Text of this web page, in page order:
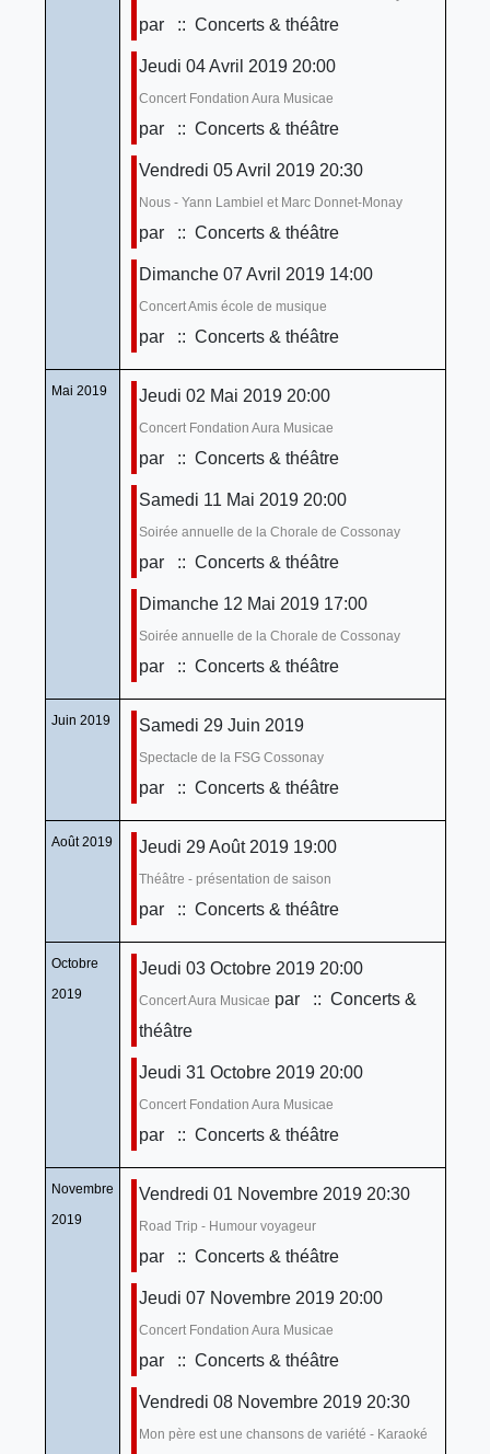
par :: Concerts & théâtre
Jeudi 04 Avril 2019 20:00
Concert Fondation Aura Musicae
par :: Concerts & théâtre
Vendredi 05 Avril 2019 20:30
Nous - Yann Lambiel et Marc Donnet-Monay
par :: Concerts & théâtre
Dimanche 07 Avril 2019 14:00
Concert Amis école de musique
par :: Concerts & théâtre
Mai 2019 Jeudi 02 Mai 2019 20:00
Concert Fondation Aura Musicae
par :: Concerts & théâtre
Samedi 11 Mai 2019 20:00
Soirée annuelle de la Chorale de Cossonay
par :: Concerts & théâtre
Dimanche 12 Mai 2019 17:00
Soirée annuelle de la Chorale de Cossonay
par :: Concerts & théâtre
Juin 2019 Samedi 29 Juin 2019
Spectacle de la FSG Cossonay
par :: Concerts & théâtre
Août 2019 Jeudi 29 Août 2019 19:00
Théâtre - présentation de saison
par :: Concerts & théâtre
Octobre
2019
Jeudi 03 Octobre 2019 20:00
Concert Aura Musicae par
:: Concerts &
théâtre
Jeudi 31 Octobre 2019 20:00
Concert Fondation Aura Musicae
par :: Concerts & théâtre
Novembre
2019
Vendredi 01 Novembre 2019 20:30
Road Trip - Humour voyageur
par :: Concerts & théâtre
Jeudi 07 Novembre 2019 20:00
Concert Fondation Aura Musicae
par :: Concerts & théâtre
Vendredi 08 Novembre 2019 20:30
Mon père est une chansons de variété - Karaoké